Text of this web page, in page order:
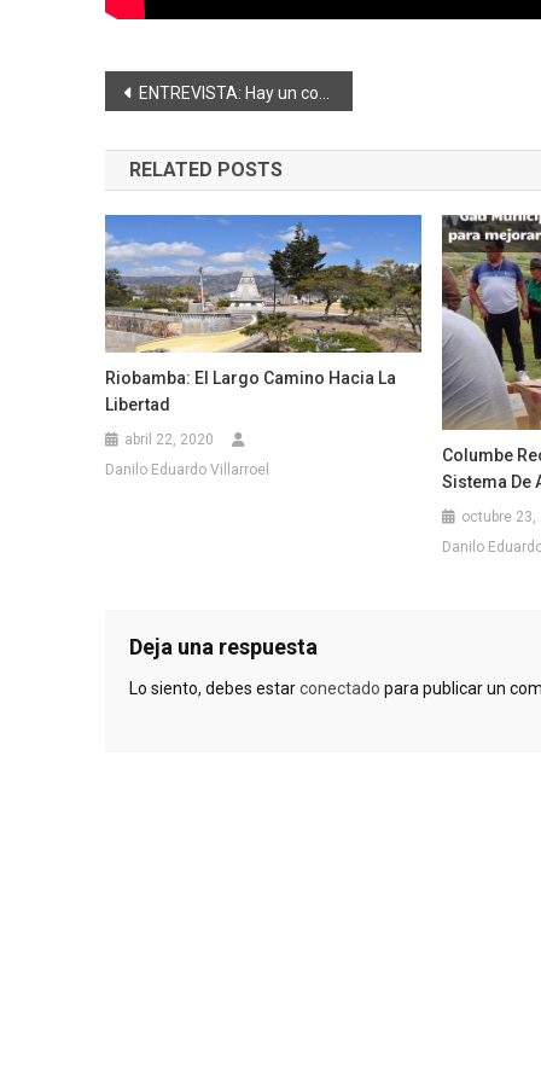
Navegación
de
entradas
ENTREVISTA: Hay un compromiso del Gobierno Nacional para rehabilitar la vía Penipe-Baños dice Alcalde de Baños
RELATED POSTS
Riobamba: El Largo Camino Hacia La
Libertad
abril 22, 2020
Danilo Eduardo Villarroel
Columbe
Sistema De
octubre 23,
Danilo
Deja una respuesta
Lo siento, debes estarconectado para publicar un